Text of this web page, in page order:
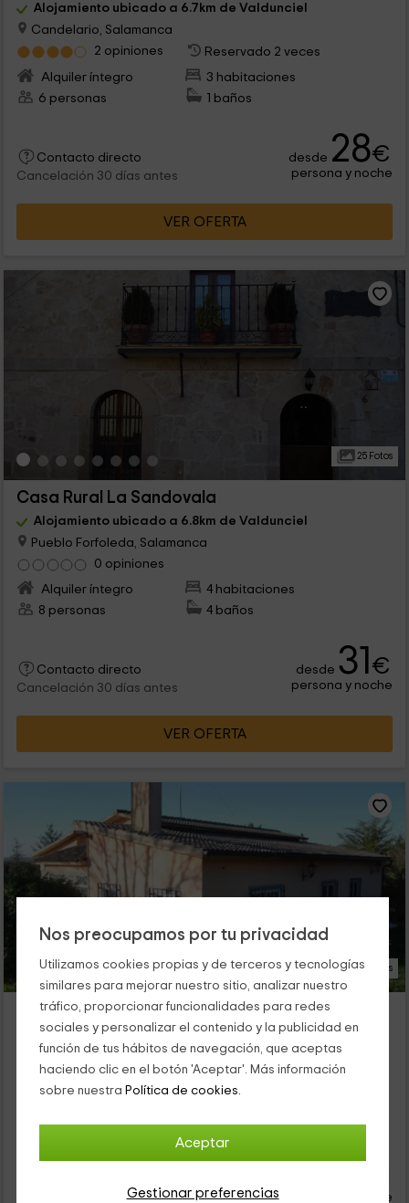
Nos preocupamos por tu privacidad
Utilizamos cookies propias y de terceros y tecnologías
similares para mejorar nuestro sitio, analizar nuestro
tráfico, proporcionar funcionalidades para redes
sociales y personalizar el contenido y la publicidad en
función de tus hábitos de navegación, que aceptas
haciendo clic en el botón 'Aceptar'. Más información
sobre nuestra Política de cookies.
Aceptar
Gestionar preferencias
Alojamiento ubicado a 6.7km de Valdunciel
Candelario, Salamanca
2 opiniones
Reservado 2 veces
Alquiler íntegro
3 habitaciones
6 personas
1 baños
Contacto directo
Cancelación 30 días antes
desde 28€
persona y noche
VER OFERTA
25 Fotos
Casa Rural La Sandovala
Alojamiento ubicado a 6.8km de Valdunciel
Pueblo Forfoleda, Salamanca
0 opiniones
Alquiler íntegro
4 habitaciones
8 personas
4 baños
Contacto directo
Cancelación 30 días antes
desde 31€
persona y noche
VER OFERTA
20 Fotos
Casa Rural La Ermita del Viso
Alojamiento ubicado a 6.9km de Valdunciel
Monterrubio De Armuña, Salamanca
0 opiniones
7 personas
2 baños
Cancelación 30 días antes
32
persona y noche